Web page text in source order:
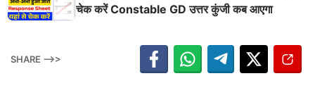
चेक करें Constable GD उत्तर कुंजी कब आएगा
SHARE -->>